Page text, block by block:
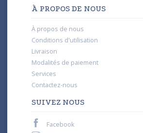
À PROPOS DE NOUS
À propos de nous
Conditions d'utilisation
Livraison
Modalités de paiement
Services
Contactez-nous
SUIVEZ NOUS
Facebook